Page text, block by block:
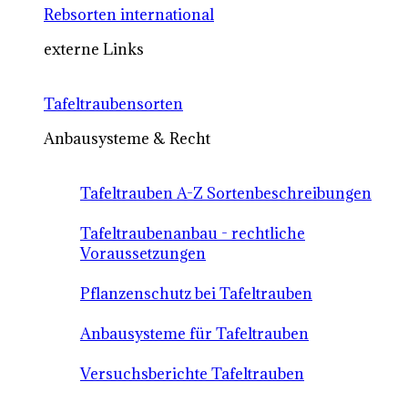
Rebsorten international
externe Links
Tafeltraubensorten
Anbausysteme & Recht
Tafeltrauben A-Z Sortenbeschreibungen
Tafeltraubenanbau - rechtliche
Voraussetzungen
Pflanzenschutz bei Tafeltrauben
Anbausysteme für Tafeltrauben
Versuchsberichte Tafeltrauben